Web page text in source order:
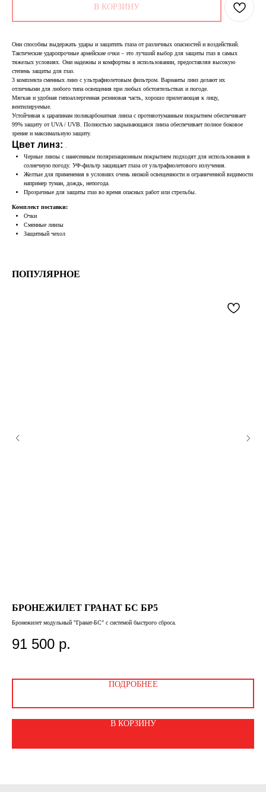
В КОРЗИНУ
Они способны выдержать удары и защитить глаза от различных опасностей и воздействий.
Тактические ударопрочные армейские очки – это лучший выбор для защиты глаз в самых
тяжелых условиях. Они надежны и комфортны в использовании, предоставляя высокую
степень защиты для глаз.
3 комплекта сменных линз с ультрафиолетовым фильтром. Варианты линз делают их
отличными для любого типа освещения при любых обстоятельствах и погоде.
Мягкая и удобная гипоаллергенная резиновая часть, хорошо прилегающая к лицу,
вентилируемые.
Устойчивая к царапинам поликарбонатная линза с противотуманным покрытием обеспечивает
99% защиту от UVA / UVB. Полностью закрывающаяся линза обеспечивает полное боковое
зрение и максимальную защиту.
Цвет линз:
Черные линзы с нанесенным поляризационным покрытием подходят для использования в
солнечную погоду. УФ-фильтр защищает глаза от ультрафиолетового излучения.
Желтые для применения в условиях очень низкой освещенности и ограниченной видимости
например туман, дождь, непогода.
Прозрачные для защиты глаз во время опасных работ или стрельбы.
Комплект поставки:
Очки
Сменные линзы
Защитный чехол
ПОПУЛЯРНОЕ
БРОНЕЖИЛЕТ ГРАНАТ БС БР5
Бронежилет модульный "Гранат-БС" с системой быстрого сброса.
91 500 р.
ПОДРОБНЕЕ
В КОРЗИНУ